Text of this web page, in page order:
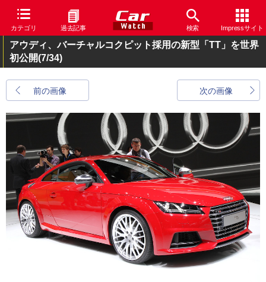
カテゴリ 過去記事 検索 Impressサイト
アウディ、バーチャルコクピット採用の新型「TT」を世界
初公開(7/34)
前の画像 次の画像